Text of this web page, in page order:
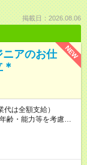
掲載日：2026.08.06
NEW
ニアのお仕
は全額支給）
齢・能力等を考慮し
上継続したら月1万